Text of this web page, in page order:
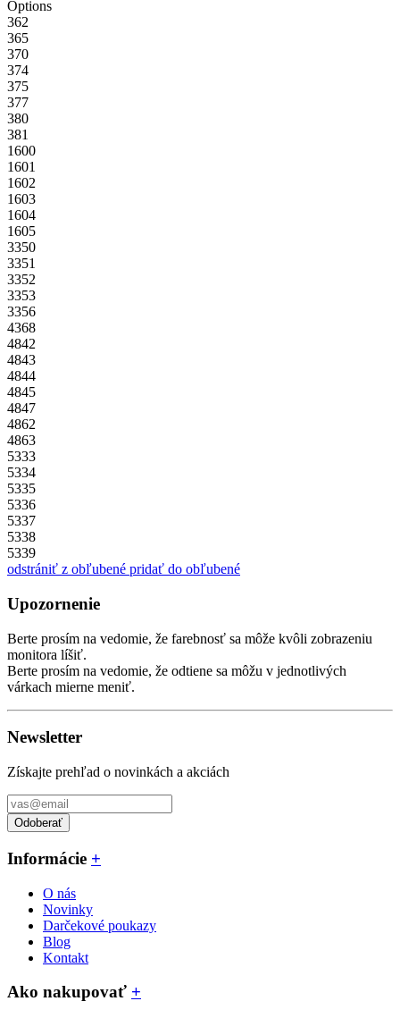
Options
362
365
370
374
375
377
380
381
1600
1601
1602
1603
1604
1605
3350
3351
3352
3353
3356
4368
4842
4843
4844
4845
4847
4862
4863
5333
5334
5335
5336
5337
5338
5339
odstrániť z obľubené pridať do obľubené
Upozornenie
Berte prosím na vedomie, že farebnosť sa môže kvôli zobrazeniu
monitora líšiť.
Berte prosím na vedomie, že odtiene sa môžu v jednotlivých
várkach mierne meniť.
Newsletter
Získajte prehľad o novinkách a akciách
Odoberať
Informácie +
O nás
Novinky
Darčekové poukazy
Blog
Kontakt
Ako nakupovať +